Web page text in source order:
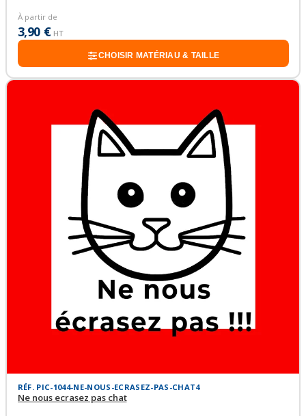
À partir de
3,90 € HT
CHOISIR MATÉRIAU & TAILLE
RÉF. PIC-1044-NE-NOUS-ECRASEZ-PAS-CHAT4
Ne nous ecrasez pas chat